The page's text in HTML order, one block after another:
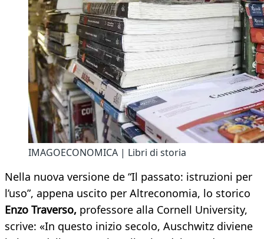
IMAGOECONOMICA | Libri di storia
Nella nuova versione de “Il passato: istruzioni per
l’uso”, appena uscito per Altreconomia, lo storico
Enzo Traverso, professore alla Cornell University,
scrive: «In questo inizio secolo, Auschwitz diviene